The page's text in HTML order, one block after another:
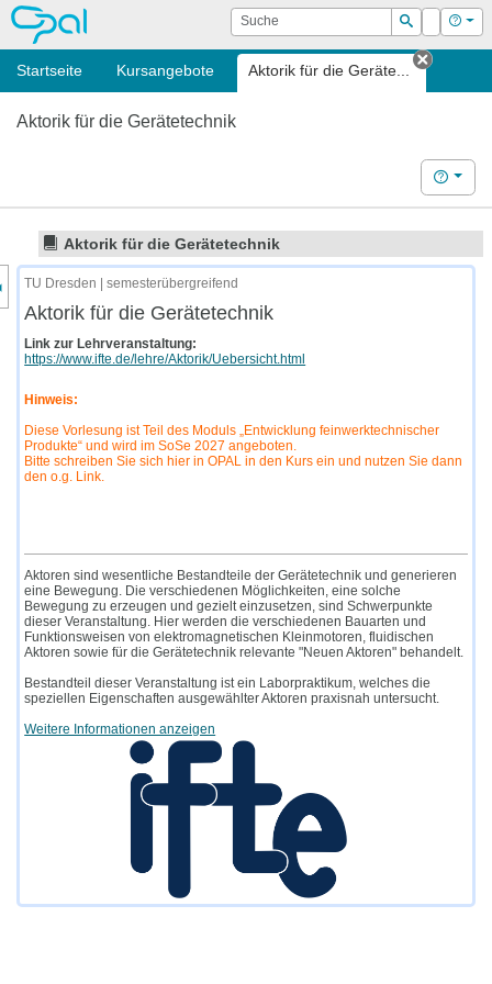
OPAL Suche
Suchen
Login Hilfe
Startseite Kursangebote Aktorik für die Geräte...
Tab
Aktorik für die Gerätetechnik
Hilfe
Aktorik für die Gerätetechnik
des Kursmenüs
TU Dresden | semesterübergreifend
Aktorik für die Gerätetechnik
Link zur Lehrveranstaltung:
https://www.ifte.de/lehre/Aktorik/Uebersicht.html
Hinweis:
Diese Vorlesung ist Teil des Moduls „Entwicklung feinwerktechnischer
Produkte“ und wird im SoSe 2027 angeboten.
Bitte schreiben Sie sich hier in OPAL in den Kurs ein und nutzen Sie dann
den o.g. Link.
Aktoren sind wesentliche Bestandteile der Gerätetechnik und generieren
eine Bewegung. Die verschiedenen Möglichkeiten, eine solche
Bewegung zu erzeugen und gezielt einzusetzen, sind Schwerpunkte
dieser Veranstaltung. Hier werden die verschiedenen Bauarten und
Funktionsweisen von elektromagnetischen Kleinmotoren, fluidischen
Aktoren sowie für die Gerätetechnik relevante "Neuen Aktoren" behandelt.
Bestandteil dieser Veranstaltung ist ein Laborpraktikum, welches die
speziellen Eigenschaften ausgewählter Aktoren praxisnah untersucht.
Weitere Informationen anzeigen